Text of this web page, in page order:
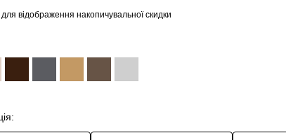
для відображення накопичувальної скидки